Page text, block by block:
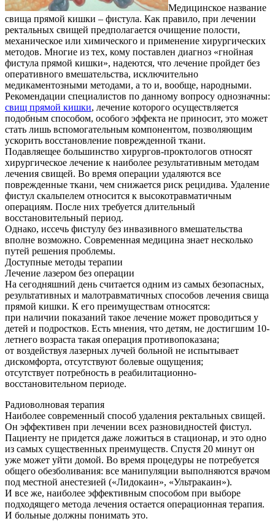
Медицинское название
свища прямой кишки – фистула. Как правило, при лечении
ректальных свищей предполагается очищение полости,
механическое или химического и применение хирургических
методов. Многие из тех, кому поставлен диагноз «гнойная
фистула прямой кишки», надеются, что лечение пройдет без
оперативного вмешательства, исключительно
медикаментозными методами, а то и, вообще, народными.
Рекомендации специалистов по данному вопросу однозначны:
свищ прямой кишки, лечение которого осуществляется
подобным способом, особого эффекта не приносит, это может
стать лишь вспомогательным компонентом, позволяющим
ускорить восстановление поврежденной ткани.
Подавляещее большинство хирургов-проктологов относят
хирургическое лечение к наиболее результативным методам
лечения свищей. Во время операции удаляются все
поврежденные ткани, чем снижается риск рецидива. Удаление
фистул скальпелем относится к высокотравматичным
операциям. После них требуется длительный
восстановительный период.
Однако, иссечь фистулу без инвазивного вмешательства
вполне возможно. Современная медицина знает несколько
путей решения проблемы.
Доступные методы терапии
Лечение лазером без операции
На сегодняшний день считается одним из самых безопасных,
результативных и малотравматичных способов лечения свища
прямой кишки. К его преимуществам относятся:
при наличии показаний такое лечение может проводиться у
детей и подростков. Есть мнения, что детям, не достигшим 10-
летнего возраста такая операция противопоказана;
от воздействуя лазерных лучей больной не испытывает
дискомфорта, отсутствуют болевые ощущения;
отсутствует потребность в реабилитационно-
восстановительном периоде.
Радиоволновая терапия
Наиболее современный способ удаления ректальных свищей.
Он эффективен при лечении всех разновидностей фистул.
Пациенту не придется даже ложиться в стационар, и это одно
из самых существенных преимуществ. Спустя 20 минут он
уже может уйти домой. Во время процедуры не потребуется
общего обезболивания: все манипуляции выполняются врачом
под местной анестезией («Лидокаин», «Ультракаин»).
И все же, наиболее эффективным способом при выборе
подходящего метода лечения остается операционная терапия.
И больные должны понимать это.